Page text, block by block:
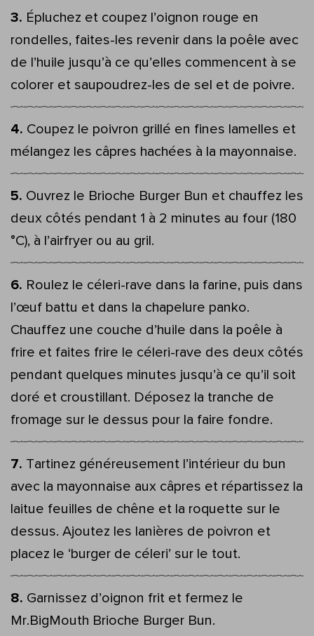
Épluchez et coupez l’oignon rouge en
rondelles, faites-les revenir dans la poêle avec
de l’huile jusqu’à ce qu’elles commencent à se
colorer et saupoudrez-les de sel et de poivre.
Coupez le poivron grillé en fines lamelles et
mélangez les câpres hachées à la mayonnaise.
Ouvrez le Brioche Burger Bun et chauffez les
deux côtés pendant 1 à 2 minutes au four (180
°C), à l’airfryer ou au gril.
Roulez le céleri-rave dans la farine, puis dans
l’œuf battu et dans la chapelure panko.
Chauffez une couche d’huile dans la poêle à
frire et faites frire le céleri-rave des deux côtés
pendant quelques minutes jusqu’à ce qu’il soit
doré et croustillant. Déposez la tranche de
fromage sur le dessus pour la faire fondre.
Tartinez généreusement l’intérieur du bun
avec la mayonnaise aux câpres et répartissez la
laitue feuilles de chêne et la roquette sur le
dessus. Ajoutez les lanières de poivron et
placez le ‘burger de céleri’ sur le tout.
Garnissez d’oignon frit et fermez le
Mr.BigMouth Brioche Burger Bun.